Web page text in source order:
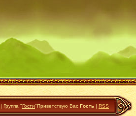
| Группа "Гости"Приветствую Вас Гость | RSS